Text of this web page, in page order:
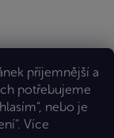
příjemnější a
potřebujeme
nebo je
Více